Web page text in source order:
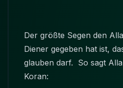
Der größte Segen den
Diener gegeben hat ist,
glauben darf. So sagt
Koran: